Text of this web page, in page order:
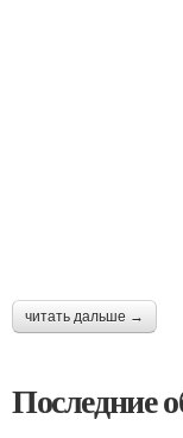
читать дальше →
Последние